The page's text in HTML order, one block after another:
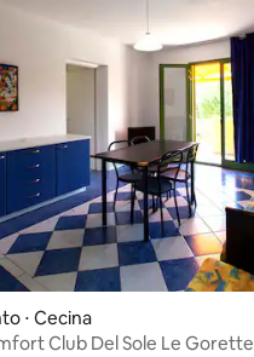
⋅ Cecina
Club Del Sole Le Gorette